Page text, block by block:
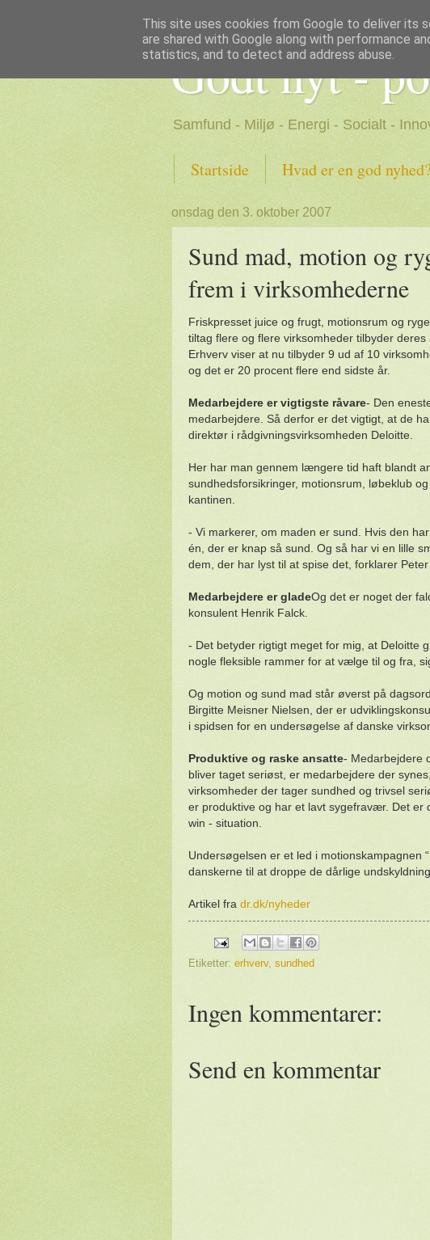
Godt nyt -
Samfund - Miljø - Energi - Socialt -
Startside Hvad er en god
onsdag den 3. oktober 2007
Sund mad, motion og
frem i virksomhederne
Friskpresset juice og frugt, motionsrum og
tiltag flere og flere virksomheder tilbyder
Erhverv viser at nu tilbyder 9 ud af 10
og det er 20 procent flere end sidste år.
Medarbejdere er vigtigste råvare- Den
medarbejdere. Så derfor er det vigtigt, at de
direktør i rådgivningsvirksomheden Deloitte.
Her har man gennem længere tid haft blandt
sundhedsforsikringer, motionsrum, løbeklub
kantinen.
- Vi markerer, om maden er sund. Hvis den
én, der er knap så sund. Og så har vi en lille
dem, der har lyst til at spise det, forklarer
Medarbejdere er gladeOg det er noget der
konsulent Henrik Falck.
- Det betyder rigtigt meget for mig, at Deloitte
nogle fleksible rammer for at vælge til og fra,
Og motion og sund mad står øverst på
Birgitte Meisner Nielsen, der er
i spidsen for en undersøgelse af danske
Produktive og raske ansatte- Medarbejdere
bliver taget seriøst, er medarbejdere der
virksomheder der tager sundhed og trivsel
er produktive og har et lavt sygefravær. Det er
win - situation.
Undersøgelsen er et led i motionskampagnen
danskerne til at droppe de dårlige
Artikel fra dr.dk/nyheder
Etiketter: erhverv, sundhed
Ingen kommentarer:
Send en kommentar
This site uses cookies from Google to deliver its
are shared with Google along with performance
statistics, and to detect and address abuse.